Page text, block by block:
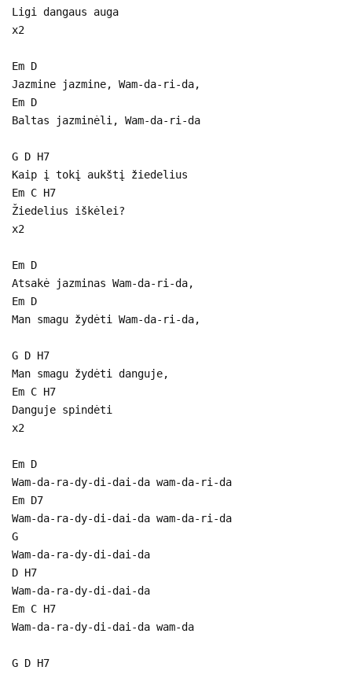
Ligi dangaus auga
x2
Em D
Jazmine jazmine, Wam-da-ri-da,
Em D
Baltas jazminėli, Wam-da-ri-da
G D H7
Kaip į tokį aukštį žiedelius
Em C H7
Žiedelius iškėlei?
x2
Em D
Atsakė jazminas Wam-da-ri-da,
Em D
Man smagu žydėti Wam-da-ri-da,
G D H7
Man smagu žydėti danguje,
Em C H7
Danguje spindėti
x2
Em D
Wam-da-ra-dy-di-dai-da wam-da-ri-da
Em D7
Wam-da-ra-dy-di-dai-da wam-da-ri-da
G
Wam-da-ra-dy-di-dai-da
D H7
Wam-da-ra-dy-di-dai-da
Em C H7
Wam-da-ra-dy-di-dai-da wam-da
G D H7